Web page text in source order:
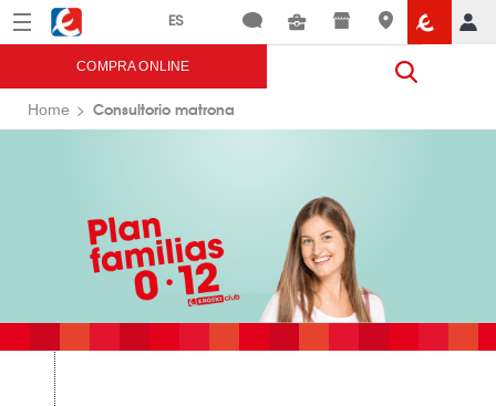
Menú Eroski
COMPRA ONLINE
Home Consultorio matrona